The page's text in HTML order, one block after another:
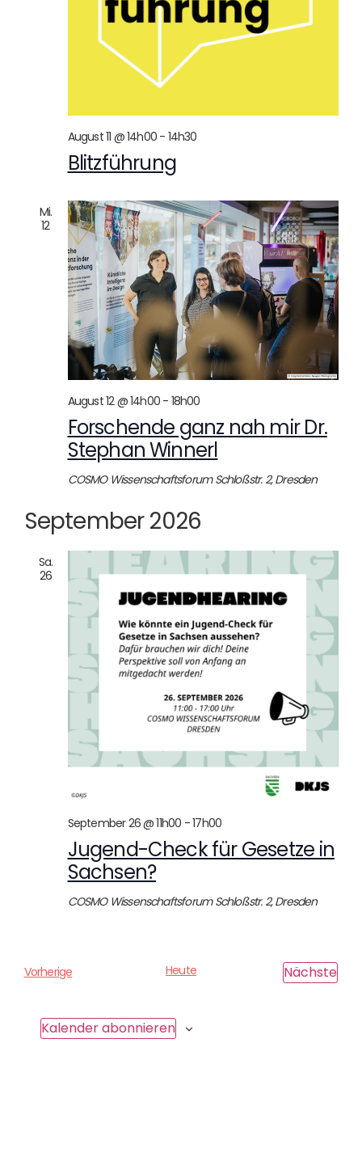
Blitzführung
August 11 @ 14h00- 14h30
Mi.
12
Forschende ganz nah mir Dr.
Stephan Winnerl
August 12 @ 14h00- 18h00
COSMO WissenschaftsforumSchloßstr. 2, Dresden
September 2026
Sa.
26
Jugend-Check für Gesetze in
Sachsen?
September 26 @ 11h00 -17h00
COSMO WissenschaftsforumSchloßstr. 2, Dresden
VorherigeV
a
n
Heute Nächste
Kalender abonnieren